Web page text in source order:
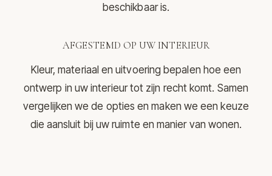
beschikbaar is.
AFGESTEMD OP UW INTERIEUR
Kleur, materiaal en uitvoering bepalen hoe een
ontwerp in uw interieur tot zijn recht komt. Samen
vergelijken we de opties en maken we een keuze
die aansluit bij uw ruimte en manier van wonen.